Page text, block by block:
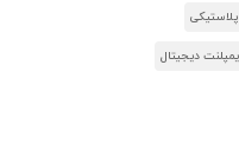
دیجیتال